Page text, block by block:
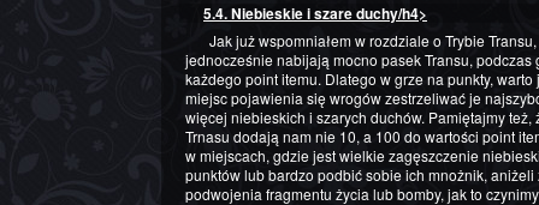
5.4. Niebieskie i szare duchy/h4>
Jak już wspomniałem w rozdziale o Trybie Transu, szare duchy liczone są jako point itemy i
jednocześnie nabijają mocno pasek Transu,
każdego point itemu. Dlatego w grze na punkty,
miejsc pojawienia się wrogów zestrzeliwać je
więcej niebieskich i szarych duchów. Pamiętajmy
Trnasu dodają nam nie 10, a 100 do wartości point
w miejscach, gdzie jest wielkie zagęszczenie
punktów lub bardzo podbić sobie ich mnożnik,
podwojenia fragmentu życia lub bomby, jak to